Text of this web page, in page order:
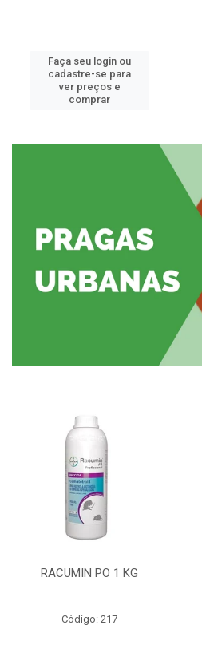
Faça seu login ou
cadastre-se para
ver preços e
comprar
RACUMIN PO 1 KG
Código: 217